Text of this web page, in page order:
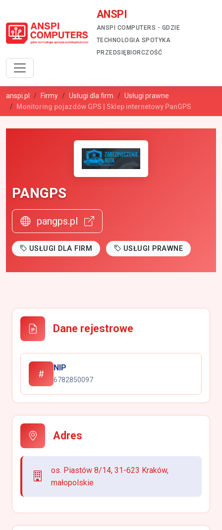
ANSPI
ANSPI COMPUTERS - GDZIE
TECHNOLOGIA SPOTYKA
PRZEDSIĘBIORCZOŚĆ
anspi.pl Firmy Usługi dla firm
Usługi prawne
Monitoring pojazdów GPS | Sklep internetowy PanGPS
PANGPS
pangps.pl
USŁUGI DLA FIRM USŁUGI PRAWNE
Dane rejestrowe
NIP
6782850097
Adres
os. Piastów 8/14, 31-623 Kraków,
małopolskie